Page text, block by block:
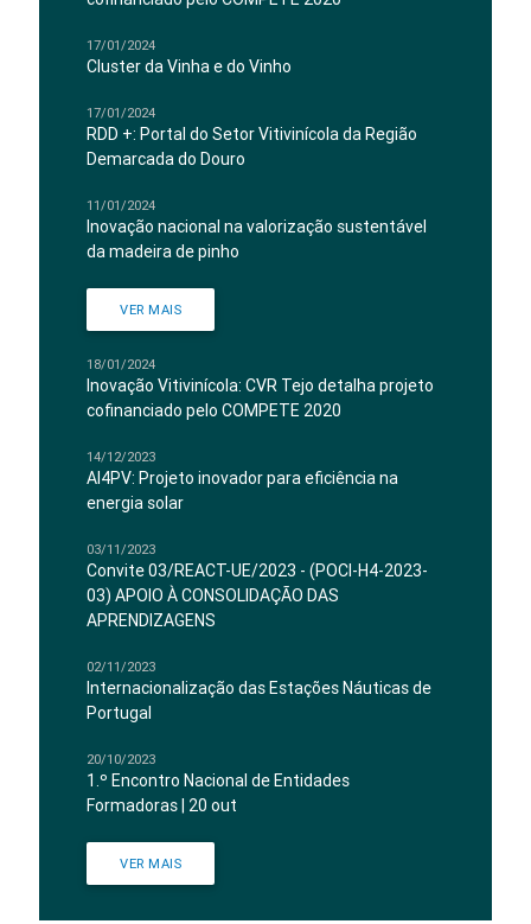
17/01/2024
Cluster da Vinha e do Vinho
17/01/2024
RDD +: Portal do Setor Vitivinícola da Região
Demarcada do Douro
11/01/2024
Inovação nacional na valorização sustentável
da madeira de pinho
VER MAIS
18/01/2024
Inovação Vitivinícola: CVR Tejo detalha projeto
cofinanciado pelo COMPETE 2020
14/12/2023
AI4PV: Projeto inovador para eficiência na
energia solar
03/11/2023
Convite 03/REACT-UE/2023 - (POCI-H4-2023-
03) APOIO À CONSOLIDAÇÃO DAS
APRENDIZAGENS
02/11/2023
Internacionalização das Estações Náuticas de
Portugal
20/10/2023
1.º Encontro Nacional de Entidades
Formadoras | 20 out
VER MAIS